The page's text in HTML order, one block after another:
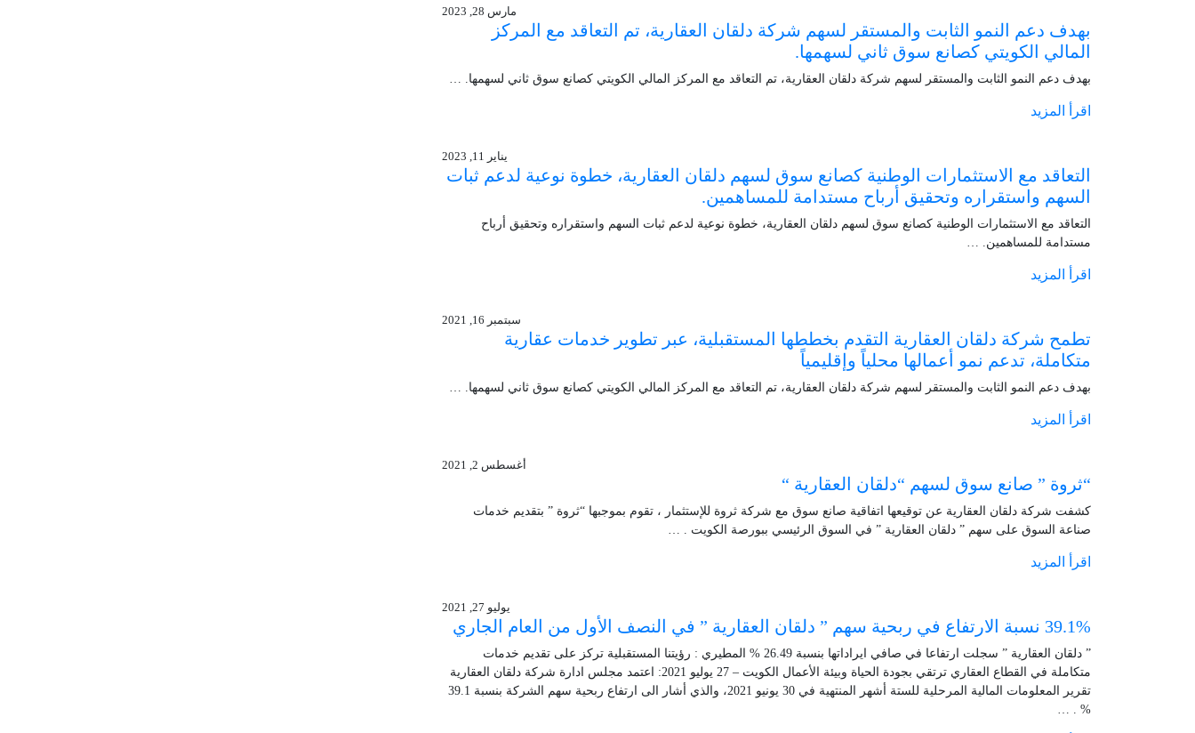
مارس 28, 2023
بهدف دعم النمو الثابت والمستقر لسهم شركة دلقان العقارية، تم التعاقد مع المركز
المالي الكويتي كصانع سوق ثاني لسهمها.
بهدف دعم النمو الثابت والمستقر لسهم شركة دلقان العقارية، تم التعاقد مع المركز المالي الكويتي كصانع سوق ثاني لسهمها. …
اقرأ المزيد
يناير 11, 2023
التعاقد مع الاستثمارات الوطنية كصانع سوق لسهم دلقان العقارية، خطوة نوعية لدعم ثبات
السهم واستقراره وتحقيق أرباح مستدامة للمساهمين.
التعاقد مع الاستثمارات الوطنية كصانع سوق لسهم دلقان العقارية، خطوة نوعية لدعم ثبات السهم واستقراره وتحقيق أرباح
مستدامة للمساهمين. …
اقرأ المزيد
سبتمبر 16, 2021
تطمح شركة دلقان العقارية التقدم بخططها المستقبلية، عبر تطوير خدمات عقارية
متكاملة، تدعم نمو أعمالها محلياً وإقليمياً
بهدف دعم النمو الثابت والمستقر لسهم شركة دلقان العقارية، تم التعاقد مع المركز المالي الكويتي كصانع سوق ثاني لسهمها. …
اقرأ المزيد
أغسطس 2, 2021
“ثروة ” صانع سوق لسهم “دلقان العقارية “
كشفت شركة دلقان العقارية عن توقيعها اتفاقية صانع سوق مع شركة ثروة للإستثمار ، تقوم بموجبها “ثروة ” بتقديم خدمات
صناعة السوق على سهم ” دلقان العقارية ” في السوق الرئيسي ببورصة الكويت . …
اقرأ المزيد
يوليو 27, 2021
39.1% نسبة الارتفاع في ربحية سهم ” دلقان العقارية ” في النصف الأول من العام الجاري
” دلقان العقارية ” سجلت ارتفاعا في صافي ايراداتها بنسبة 26.49 % المطيري : رؤيتنا المستقبلية تركز على تقديم خدمات
متكاملة في القطاع العقاري ترتقي بجودة الحياة وبيئة الأعمال الكويت – 27 يوليو 2021: اعتمد مجلس ادارة شركة دلقان العقارية
تقرير المعلومات المالية المرحلية للستة أشهر المنتهية في 30 يونيو 2021، والذي أشار الى ارتفاع ربحية سهم الشركة بنسبة 39.1
% . …